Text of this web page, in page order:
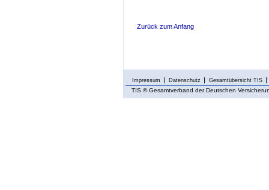
Zurück zum Anfang
Impressum Datenschutz Gesamtübersicht TIS
TIS © Gesamtverband der Deutschen